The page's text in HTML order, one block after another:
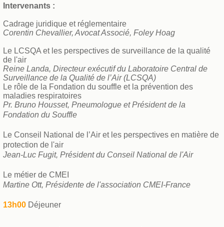
Intervenants :
Cadrage juridique et réglementaire
Corentin Chevallier, Avocat Associé, Foley Hoag
Le LCSQA et les perspectives de surveillance de la qualité
de l'air
Reine Landa, Directeur exécutif du Laboratoire Central de
Surveillance de la Qualité de l’Air (LCSQA)
Le rôle de la Fondation du souffle et la prévention des
maladies respiratoires
Pr. Bruno Housset, Pneumologue et Président de la
Fondation du Souffle
Le Conseil National de l’Air et les perspectives en matière de
protection de l'air
Jean-Luc Fugit, Président du Conseil National de l'Air
Le métier de CMEI
Martine Ott, Présidente de l'association CMEI-France
13h00 Déjeuner